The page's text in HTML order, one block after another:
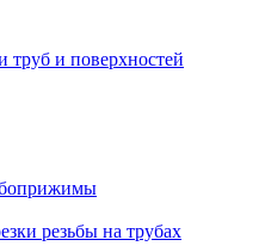
труб и поверхностей
резьбы на трубах